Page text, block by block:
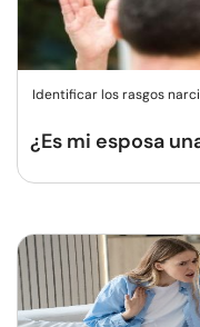
Identificar los rasgos
¿Es mi esposa